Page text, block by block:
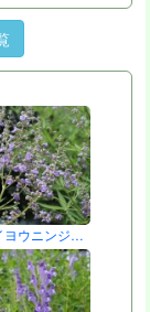
ヨウニンジ…